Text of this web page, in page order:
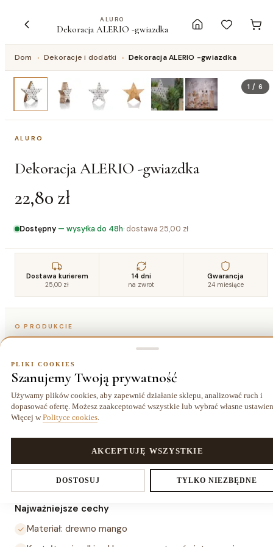
ALURO
Dekoracja ALERIO -gwiazdka
Dom › Dekoracje i dodatki › Dekoracja ALERIO -gwiazdka
1 /6
ALURO
Dekoracja ALERIO -gwiazdka
22,80 zł
Dostępny — wysyłka do 48h· dostawa 25,00 zł
Dostawa kurierem
25,00 zł
14 dni
na zwrot
Gwarancja
24 miesiące
O PRODUKCIE
Opis
Dekoracja ALERIO gwiazdka Aluro to ręcznie wykonana
ozdoba w kształcie gwiazdki z drewna mango, o wymiarach
14 × 4 × 14 cm. Naturalny materiał i prosta forma sprawiają,
że sprawdza się jako dekoracja świąteczna i całoroczna —
do zawieszenia lub postawienia.
Najważniejsze cechy
Materiał: drewno mango
PLIKI COOKIES
Szanujemy Twoją prywatność
Używamy plików cookies, aby zapewnić działanie sklepu, analizować ruch i
dopasować ofertę. Możesz zaakceptować wszystkie lub wybrać własne
Więcej w Polityce cookies
DOSTOSUJ TYLKO NIEZBĘDNE
AKCEPTUJĘ WSZYSTKIE
Ustawienia prywatności
Decydujesz, które dane zbieramy. Niezbędne pliki cookies są